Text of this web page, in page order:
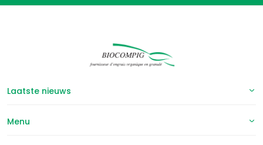
Laatste nieuws
Menu